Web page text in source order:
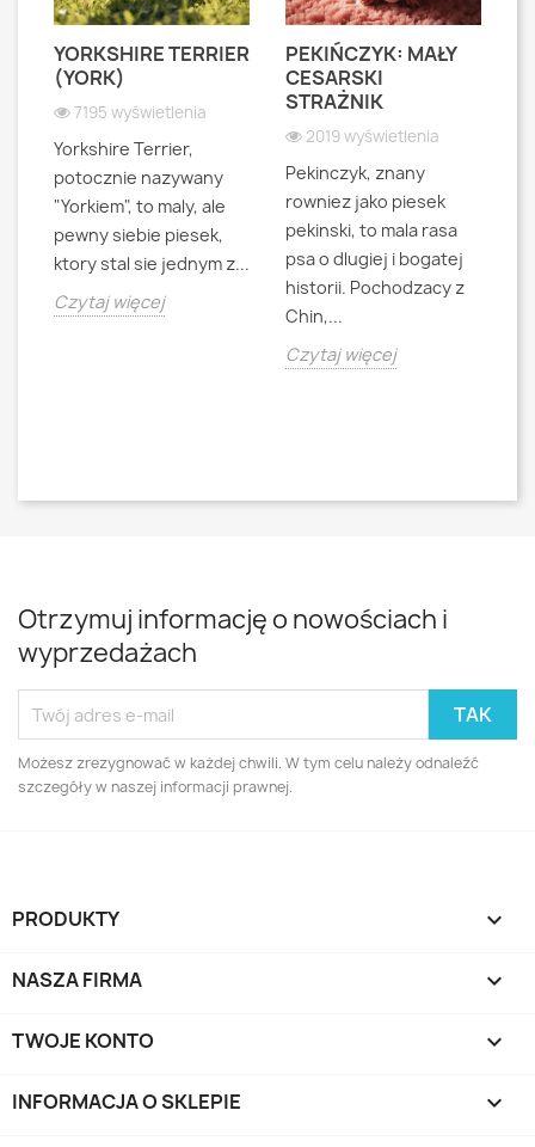
YORKSHIRE TERRIER
(YORK)
7195 wyświetlenia
Yorkshire Terrier,
potocznie nazywany
"Yorkiem", to maly, ale
pewny siebie piesek,
ktory stal sie jednym z...
Czytaj więcej
PEKIŃCZYK: MAŁY
CESARSKI
STRAŻNIK
2019 wyświetlenia
Pekinczyk, znany
rowniez jako piesek
pekinski, to mala rasa
psa o dlugiej i bogatej
historii. Pochodzacy z
Chin,...
Czytaj więcej
Otrzymuj informację o nowościach i
wyprzedażach
Możesz zrezygnować w każdej chwili. W tym celu należy odnaleźć
szczegóły w naszej informacji prawnej.
PRODUKTY 
NASZA FIRMA 
TWOJE KONTO 
INFORMACJA O SKLEPIE keyboard_arrow_down